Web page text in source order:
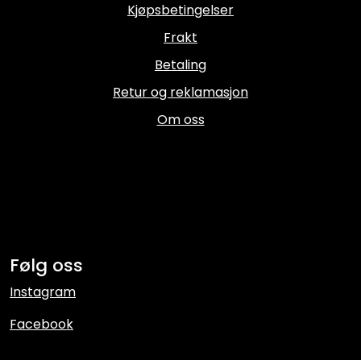
Kjøpsbetingelser
Frakt
Betaling
Retur og reklamasjon
Om oss
Følg oss
Instagram
Facebook